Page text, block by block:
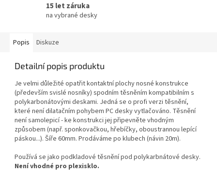
15 let záruka
na vybrané desky
Popis Diskuze
Detailní popis produktu
Je velmi důležité opatřit kontaktní plochy nosné konstrukce
(především svislé nosníky) spodním těsněním kompatibilním s
polykarbonátovými deskami. Jedná se o profi verzi těsnění,
které není dilatačním pohybem PC desky vytlačováno. Těsnění
není samolepicí - ke konstrukci jej připevněte vhodným
způsobem (např. sponkovačkou, hřebíčky, oboustrannou lepící
páskou...). Šíře 60mm. Prodáváme po klubech (návin 20m).
Používá se jako podkladové těsnění pod polykarbnátové desky.
Není vhodné pro plexisklo.